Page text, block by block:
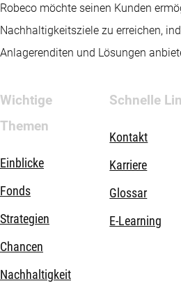
Robeco möchte seinen Kunden
Nachhaltigkeitsziele zu erreichen,
Anlagerenditen und Lösungen
Wichtige
Themen
Einblicke
Fonds
Strategien
Chancen
Nachhaltigkeit
Schnelle
Kontakt
Karriere
Glossar
E-Learning